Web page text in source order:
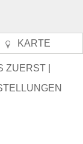
KARTE
ZUERST